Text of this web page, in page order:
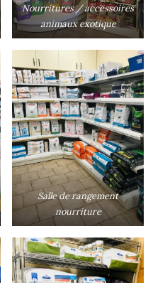
Nourritures / accessoires
animaux exotique
Salle de rangement
nourriture